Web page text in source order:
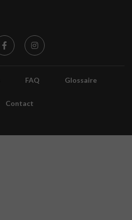
FAQ Glossaire
Contact